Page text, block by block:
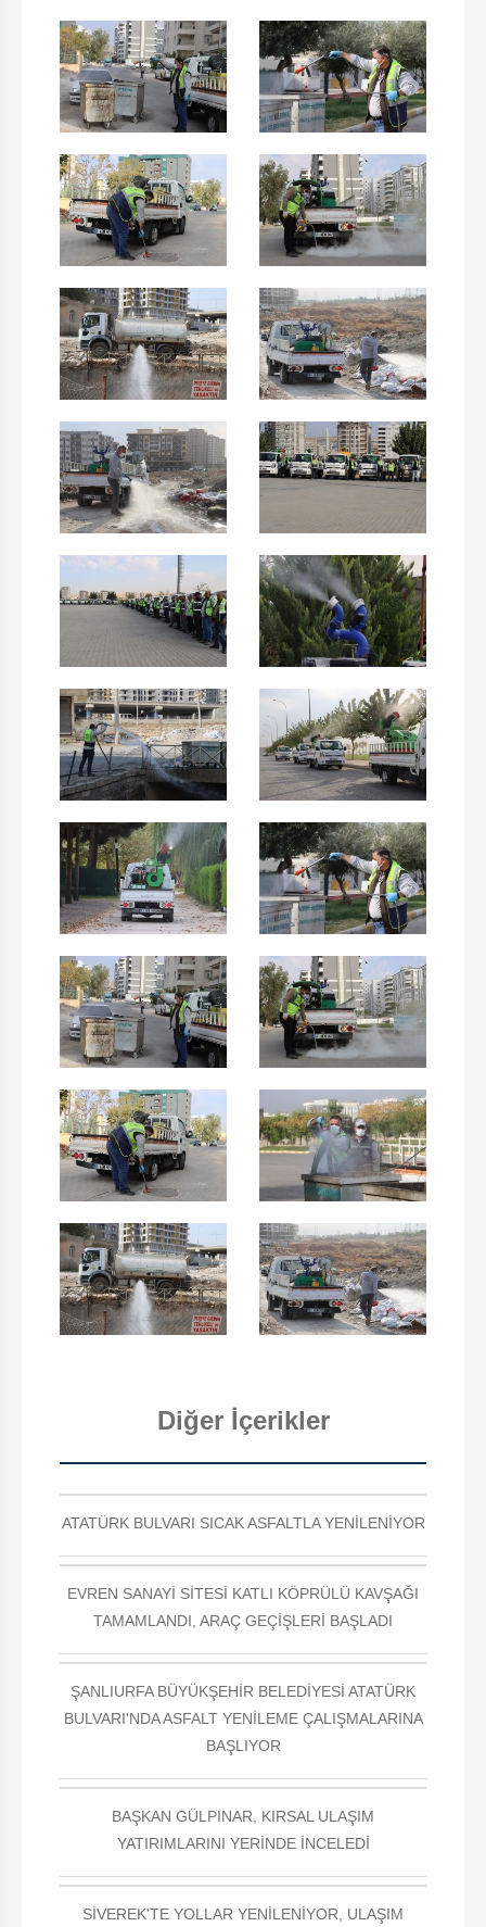
Diğer İçerikler
ATATÜRK BULVARI SICAK ASFALTLA YENİLENİYOR
EVREN SANAYİ SİTESİ KATLI KÖPRÜLÜ KAVŞAĞI
TAMAMLANDI, ARAÇ GEÇİŞLERİ BAŞLADI
ŞANLIURFA BÜYÜKŞEHİR BELEDİYESİ ATATÜRK
BULVARI'NDA ASFALT YENİLEME ÇALIŞMALARINA
BAŞLIYOR
BAŞKAN GÜLPINAR, KIRSAL ULAŞIM
YATIRIMLARINI YERİNDE İNCELEDİ
SİVEREK'TE YOLLAR YENİLENİYOR, ULAŞIM